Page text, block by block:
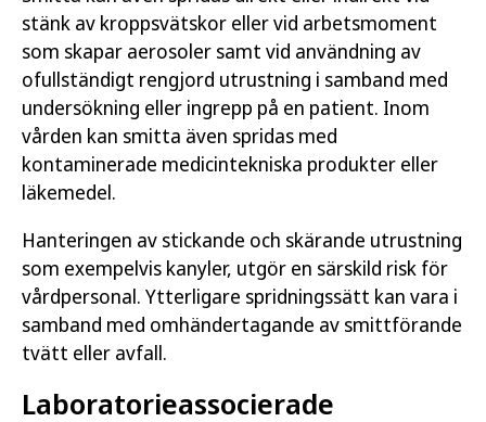
stänk av kroppsvätskor eller vid arbetsmoment
som skapar aerosoler samt vid användning av
ofullständigt rengjord utrustning i samband med
undersökning eller ingrepp på en patient. Inom
vården kan smitta även spridas med
kontaminerade medicintekniska produkter eller
läkemedel.
Hanteringen av stickande och skärande utrustning
som exempelvis kanyler, utgör en särskild risk för
vårdpersonal. Ytterligare spridningssätt kan vara i
samband med omhändertagande av smittförande
tvätt eller avfall.
Laboratorieassocierade